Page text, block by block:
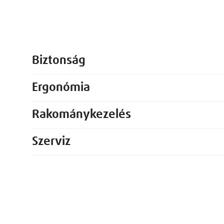
Biztonság
Ergonómia
Rakománykezelés
Szerviz